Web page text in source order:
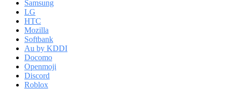
Samsung
LG
HTC
Mozilla
Softbank
Au by KDDI
Docomo
Openmoji
Discord
Roblox